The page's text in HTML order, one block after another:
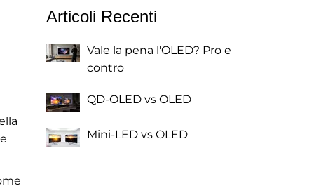
Articoli Recenti
Vale la pena l'OLED? Pro e
contro
QD-OLED vs OLED
Mini-LED vs OLED